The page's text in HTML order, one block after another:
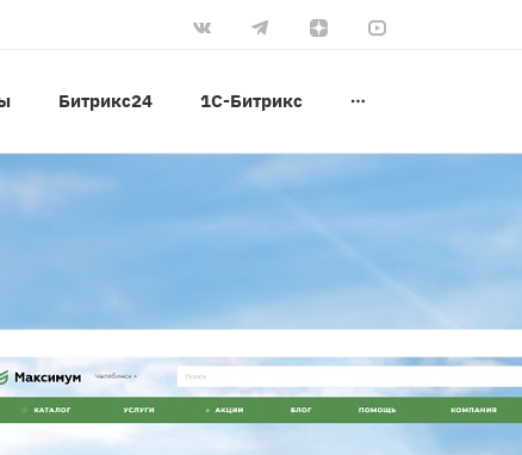
Битрикс24 1С-Битрикс